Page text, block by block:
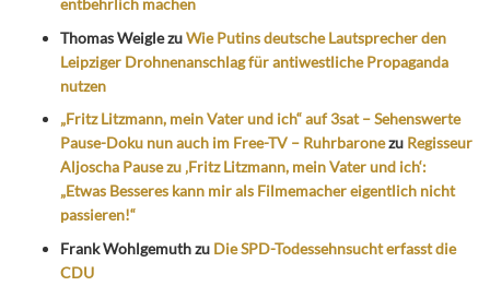
Thomas WeiglezuWie Putins deutsche Lautsprecher den
Leipziger Drohnenanschlag für antiwestliche Propaganda
nutzen
„Fritz Litzmann, mein Vater und ich“ auf 3sat – Sehenswerte
Pause-Doku nun auch im Free-TV – Ruhrbaronezu Regisseur
Aljoscha Pause zu ‚Fritz Litzmann, mein Vater und ich‘:
„Etwas Besseres kann mir als Filmemacher eigentlich nicht
passieren!“
Frank Wohlgemuthzu Die SPD-Todessehnsucht erfasst die
CDU